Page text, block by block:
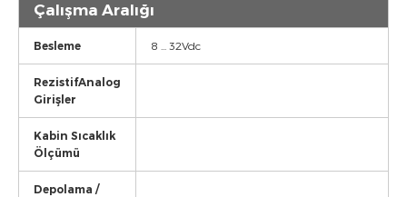
Çalışma Aralığı
Besleme 8 ... 32Vdc
RezistifAnalog
Girişler
Kabin Sıcaklık
Ölçümü
Depolama /